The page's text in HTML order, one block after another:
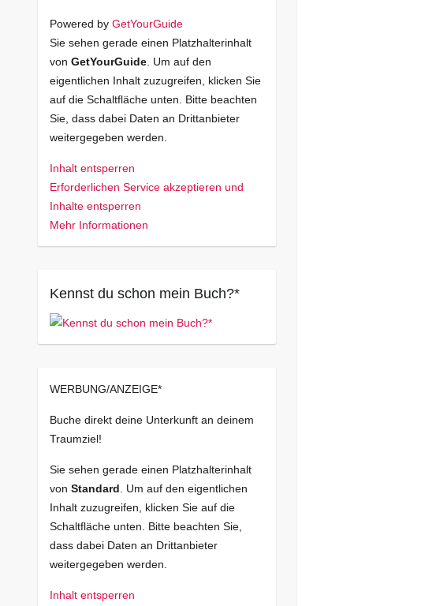
Powered by GetYourGuide
Sie sehen gerade einen Platzhalterinhalt
von GetYourGuide. Um auf den
eigentlichen Inhalt zuzugreifen, klicken Sie
auf die Schaltfläche unten. Bitte beachten
Sie, dass dabei Daten an Drittanbieter
weitergegeben werden.
Inhalt entsperren
Erforderlichen Service akzeptieren und
Inhalte entsperren
Mehr Informationen
Kennst du schon mein Buch?*
WERBUNG/ANZEIGE*
Buche direkt deine Unterkunft an deinem
Traumziel!
Sie sehen gerade einen Platzhalterinhalt
von Standard . Um auf den eigentlichen
Inhalt zuzugreifen, klicken Sie auf die
Schaltfläche unten. Bitte beachten Sie,
dass dabei Daten an Drittanbieter
weitergegeben werden.
Inhalt entsperren